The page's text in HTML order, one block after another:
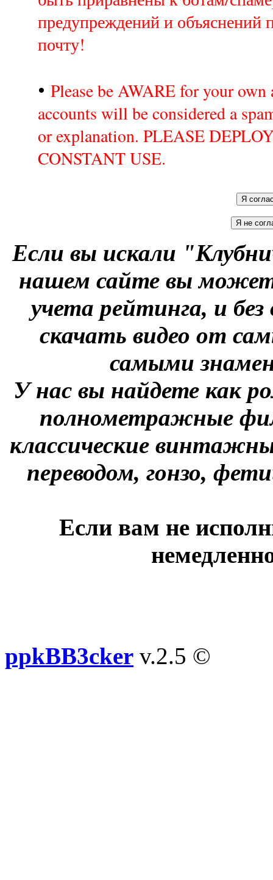
предупреждений и объяснений
почту!
• Please be AWARE for your
accounts will be considered a
or explanation. PLEASE
CONSTANT USE.
Если вы искали
нашем сайте вы
учета рейтинга, и
скачать видео от
самыми
У нас вы найдете как
полнометражные
классические
переводом, гонзо,
Если вам не
ppkBB3cker v.2.5 ©